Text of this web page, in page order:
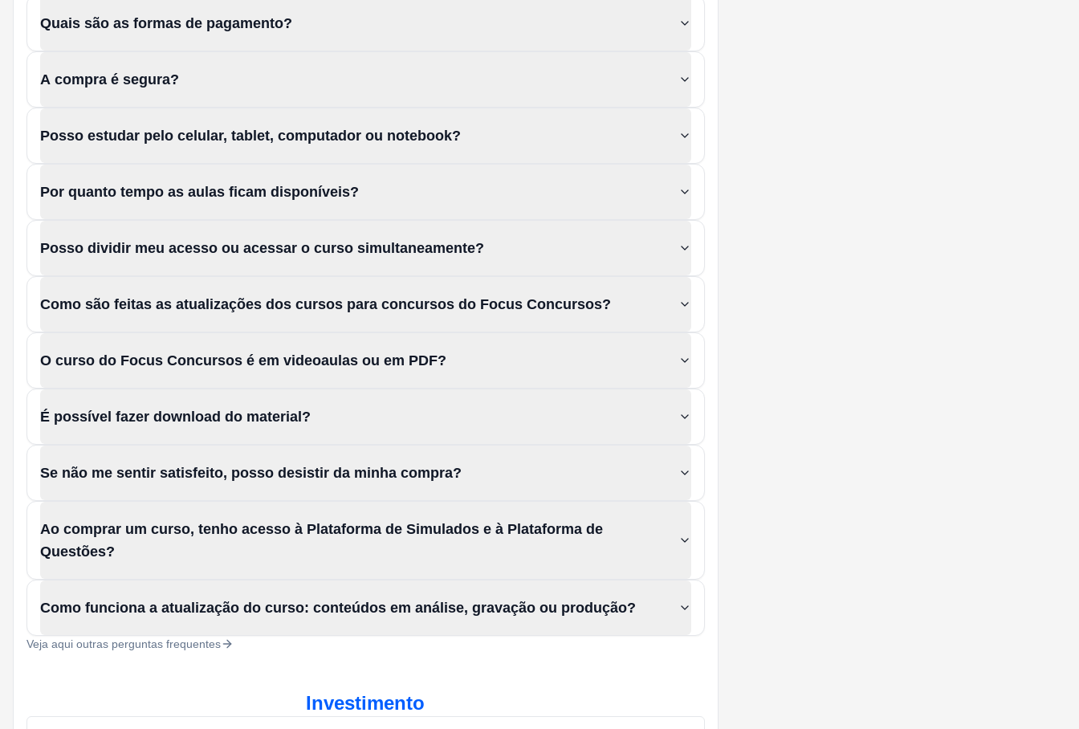
Quais são as formas de pagamento?
A compra é segura?
Posso estudar pelo celular, tablet, computador ou notebook?
Por quanto tempo as aulas ficam disponíveis?
Posso dividir meu acesso ou acessar o curso simultaneamente?
Como são feitas as atualizações dos cursos para concursos do Focus Concursos?
O curso do Focus Concursos é em videoaulas ou em PDF?
É possível fazer download do material?
Se não me sentir satisfeito, posso desistir da minha compra?
Ao comprar um curso, tenho acesso à Plataforma de Simulados e à Plataforma de
Questões?
Como funciona a atualização do curso: conteúdos em análise, gravação ou produção?
Veja aqui outras perguntas frequentes
Investimento